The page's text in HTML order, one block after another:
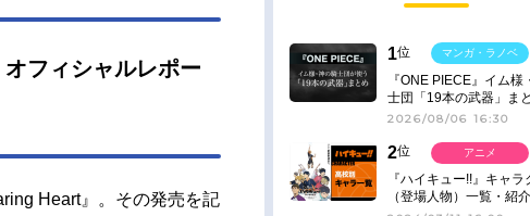
フィシャルレポー
Heart』。その発売を記
1位
『ONE PIECE』イム様
士団「19本の武器」ま
ネタ
2026/08/06 16:30
マンガ・ラノベ
2位
『ハイキュー!!』キャラ
（登場人物）一覧・紹
アニメ